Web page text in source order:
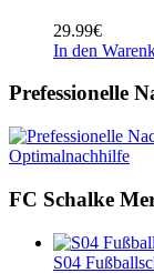
29.99€
In den
Prefessionelle
FC Schalke
S04